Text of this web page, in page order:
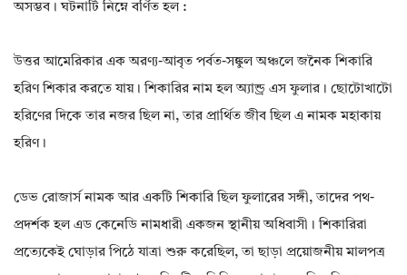
অসম্ভব। ঘটনাটি নিম্নে বর্ণিত হল :
উত্তর আমেরিকার এক অরণ্য-আবৃত পর্বত-সঙ্কুল অঞ্চলে জনৈক শিকারি
হরিণ শিকার করতে যায়। শিকারির নাম হল অ্যান্ড্র এস ফুলার। ছোটোখাটো
হরিণের দিকে তার নজর ছিল না, তার প্রার্থিত জীব ছিল এ নামক মহাকায়
হরিণ।
ডেভ রোজার্স নামক আর একটি শিকারি ছিল ফুলারের সঙ্গী, তাদের পথ-
প্রদর্শক হল এড কেনেডি নামধারী একজন স্থানীয় অধিবাসী। শিকারিরা
প্রত্যেকেই ঘোড়ার পিঠে যাত্রা শুরু করেছিল, তা ছাড়া প্রয়োজনীয় মালপত্র